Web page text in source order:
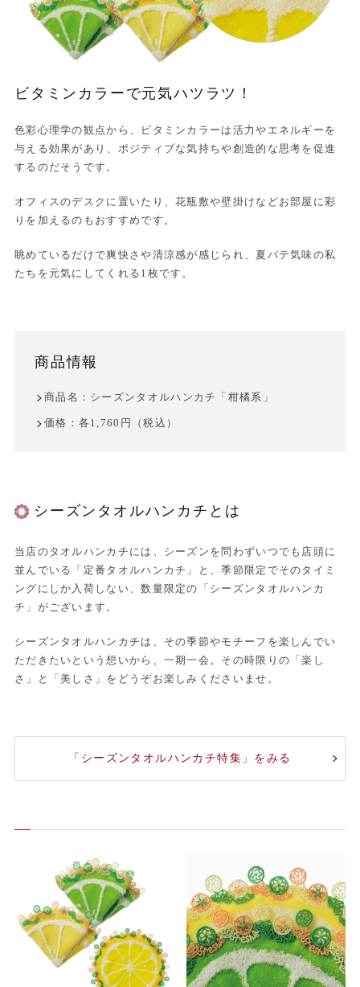
ビタミンカラーで元気ハツラツ！
色彩心理学の観点から、ビタミンカラーは活力やエネルギーを
与える効果があり、ポジティブな気持ちや創造的な思考を促進
するのだそうです。
オフィスのデスクに置いたり、花瓶敷や壁掛けなどお部屋に彩
りを加えるのもおすすめです。
眺めているだけで爽快さや清涼感が感じられ、夏バテ気味の私
たちを元気にしてくれる1枚です。
商品情報
商品名：シーズンタオルハンカチ「柑橘系」
価格：各1,760円（税込）
シーズンタオルハンカチとは
当店のタオルハンカチには、シーズンを問わずいつでも店頭に
並んでいる「定番タオルハンカチ」と、季節限定でそのタイミ
ングにしか入荷しない、数量限定の「シーズンタオルハンカ
チ」がございます。
シーズンタオルハンカチは、その季節やモチーフを楽しんでい
ただきたいという想いから、一期一会。その時限りの「楽し
さ」と「美しさ」をどうぞお楽しみくださいませ。
「シーズンタオルハンカチ特集」をみる